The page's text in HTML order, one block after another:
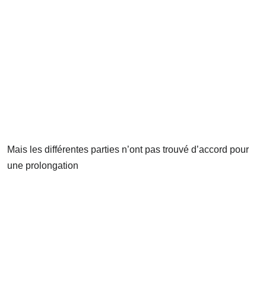
Mais les différentes parties n’ont pas trouvé d’accord pour
une prolongation